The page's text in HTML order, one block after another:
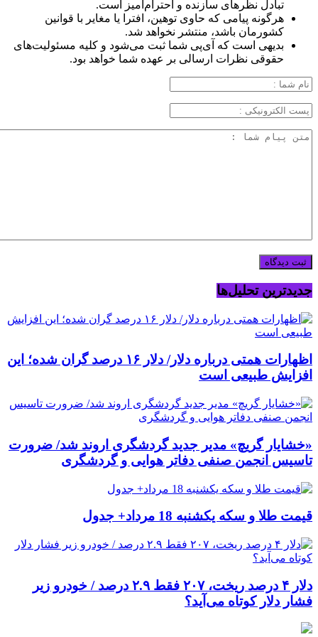
تبادل نظرهای سازنده و احترام‌آمیز است.
هرگونه پیامی که حاوی توهین، افترا یا مغایر با قوانین
کشورمان باشد، منتشر نخواهد شد.
بدیهی است که آی‌پی شما ثبت می‌شود و کلیه مسئولیت‌های
حقوقی نظرات ارسالی بر عهده شما خواهد بود.
جدیدترین تحلیل‌ها
اظهارات همتی درباره دلار/ دلار ۱۶ درصد گران شده؛ این
افزایش طبیعی است
«خشایار گریچ» مدیر جدید گردشگری اروند شد/ ضرورت
تاسیس انجمن صنفی دفاتر هوایی و گردشگری
قیمت طلا و سکه یکشنبه 18 مرداد+ جدول
دلار ۴ درصد ریخت، ۲۰۷ فقط ۲.۹ درصد / خودرو زیر
فشار دلار کوتاه می‌آید؟